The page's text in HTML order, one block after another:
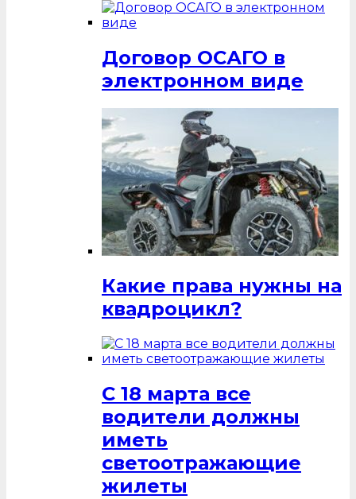
Договор ОСАГО в
электронном виде
Какие права нужны на
квадроцикл?
С 18 марта все
водители должны
иметь
светоотражающие
жилеты